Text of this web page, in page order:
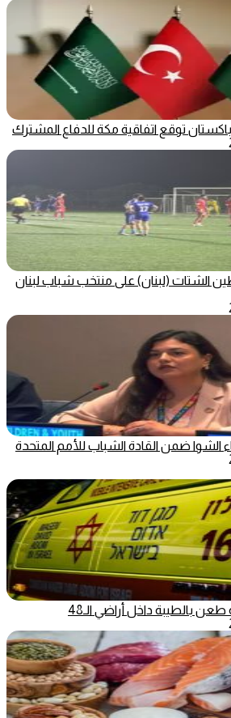
توقع اتفاقية مكة للدفاع المشترك
الشتات (لبنان) على منتخب شباب لبنان
الشوا ضمن القادة الشباب للأمم المتحدة